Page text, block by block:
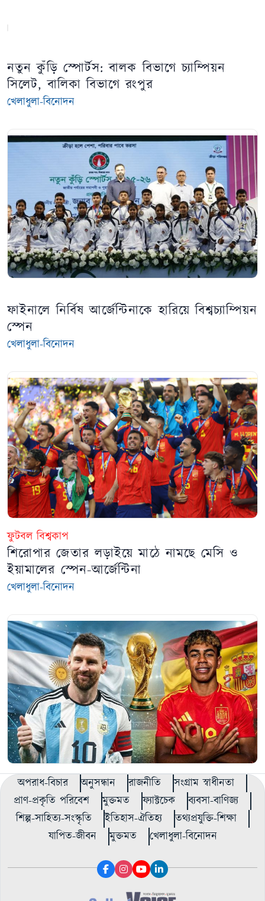
নতুন কুঁড়ি স্পোর্টস: বালক বিভাগে চ্যাম্পিয়ন
সিলেট, বালিকা বিভাগে রংপুর
খেলাধুলা-বিনোদন
ফাইনালে নির্বিষ আর্জেন্টিনাকে হারিয়ে বিশ্বচ্যাম্পিয়ন
স্পেন
খেলাধুলা-বিনোদন
ফুটবল বিশ্বকাপ
শিরোপার জেতার লড়াইয়ে মাঠে নামছে মেসি ও
ইয়ামালের স্পেন-আর্জেন্টিনা
খেলাধুলা-বিনোদন
অপরাধ-বিচার অনুসন্ধান রাজনীতি
সংগ্রাম স্বাধীনতা
প্রাণ-প্রকৃতি পরিবেশ
মুক্তমত ফ্যাক্টচেক
ব্যবসা-বাণিজ্য
শিল্প-সাহিত্য-সংস্কৃতি
ইতিহাস-ঐতিহ্য
তথ্যপ্রযুক্তি-শিক্ষা
যাপিত-জীবন
মুক্তমত খেলাধুলা-বিনোদন